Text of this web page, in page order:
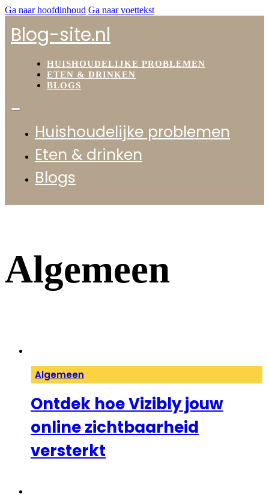
Ga naar hoofdinhoud Ga naar voettekst
Blog-site.nl
HUISHOUDELIJKE PROBLEMEN
ETEN & DRINKEN
BLOGS
Huishoudelijke problemen
Eten & drinken
Blogs
Algemeen
Algemeen
Ontdek hoe Vizibly jouw
online zichtbaarheid
versterkt